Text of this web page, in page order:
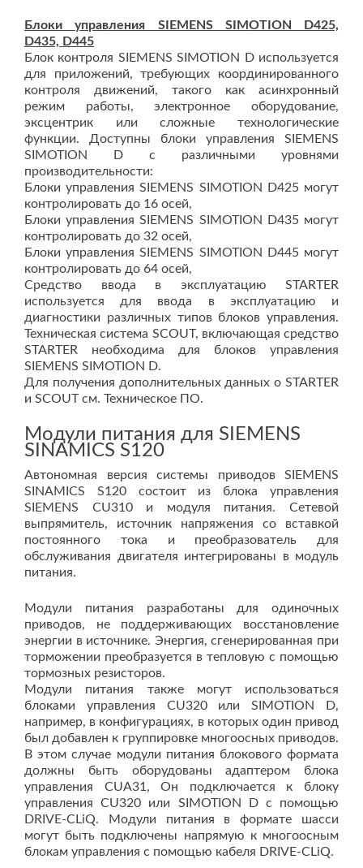
Блоки управления SIEMENS SIMOTION D425,
D435, D445
Блок контроля SIEMENS SIMOTION D используется
для приложений, требующих координированного
контроля движений, такого как асинхронный
режим работы, электронное оборудование,
эксцентрик или сложные технологические
функции. Доступны блоки управления SIEMENS
SIMOTION D с различными уровнями
производительности:
Блоки управления SIEMENS SIMOTION D425 могут
контролировать до 16 осей,
Блоки управления SIEMENS SIMOTION D435 могут
контролировать до 32 осей,
Блоки управления SIEMENS SIMOTION D445 могут
контролировать до 64 осей,
Средство ввода в эксплуатацию STARTER
используется для ввода в эксплуатацию и
диагностики различных типов блоков управления.
Техническая система SCOUT, включающая средство
STARTER необходима для блоков управления
SIEMENS SIMOTION D.
Для получения дополнительных данных о STARTER
и SCOUT см. Техническое ПО.
Модули питания для SIEMENS
SINAMICS S120
Автономная версия системы приводов SIEMENS
SINAMICS S120 состоит из блока управления
SIEMENS CU310 и модуля питания. Сетевой
выпрямитель, источник напряжения со вставкой
постоянного тока и преобразователь для
обслуживания двигателя интегрированы в модуль
питания.
Модули питания разработаны для одиночных
приводов, не поддерживающих восстановление
энергии в источнике. Энергия, сгенерированная при
торможении преобразуется в тепловую с помощью
тормозных резисторов.
Модули питания также могут использоваться
блоками управления CU320 или SIMOTION D,
например, в конфигурациях, в которых один привод
был добавлен к группировке многоосных приводов.
В этом случае модули питания блокового формата
должны быть оборудованы адаптером блока
управления CUA31, Он подключается к блоку
управления CU320 или SIMOTION D с помощью
DRIVE-CLiQ. Модули питания в формате шасси
могут быть подключены напрямую к многоосным
блокам управления с помощью кабеля DRIVE-CLiQ.